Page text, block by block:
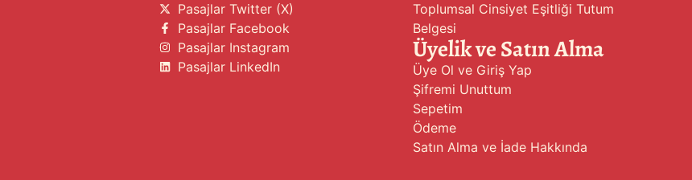
Pasajlar Twitter (X)
Pasajlar Facebook
Pasajlar Instagram
Pasajlar LinkedIn
Toplumsal Cinsiyet Eşitliği Tutum
Belgesi
Üyelik ve Satın Alma
Üye Ol ve Giriş Yap
Şifremi Unuttum
Sepetim
Ödeme
Satın Alma ve İade Hakkında